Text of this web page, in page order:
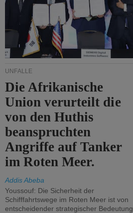
UNFÄLLE
Die Afrikanische
Union verurteilt die
von den Huthis
beanspruchten
Angriffe auf Tanker
im Roten Meer.
Addis Abeba
Youssouf: Die Sicherheit der
Schifffahrtswege im Roten Meer ist von
entscheidender strategischer Bedeutung